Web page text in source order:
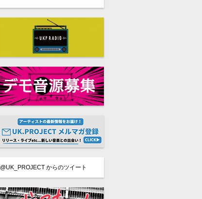
@UK_PROJECT からのツイート